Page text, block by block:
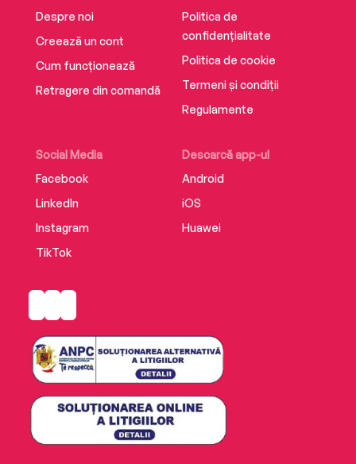
Despre noi
Creează un cont
Cum funcționează
Retragere din comandă
Social Media
Facebook
LinkedIn
Instagram
TikTok
Descarcă app-ul
Android
iOS
Huawei
Politica de
confidențialitate
Politica de cookie
Termeni și condiții
Regulamente